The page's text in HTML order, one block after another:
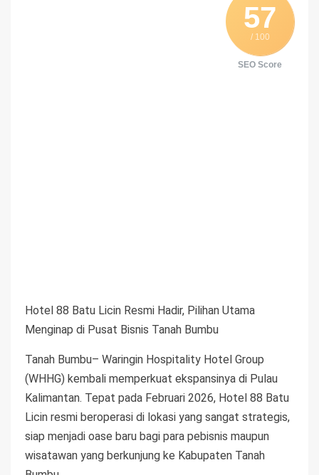
57
/ 100
SEO Score
Hotel 88 Batu Licin Resmi Hadir, Pilihan Utama
Menginap di Pusat Bisnis Tanah Bumbu
Tanah Bumbu– Waringin Hospitality Hotel Group
(WHHG) kembali memperkuat ekspansinya di Pulau
Kalimantan. Tepat pada Februari 2026, Hotel 88 Batu
Licin resmi beroperasi di lokasi yang sangat strategis,
siap menjadi oase baru bagi para pebisnis maupun
wisatawan yang berkunjung ke Kabupaten Tanah